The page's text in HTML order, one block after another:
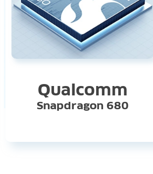
Qualcomm
Snapdragon 680